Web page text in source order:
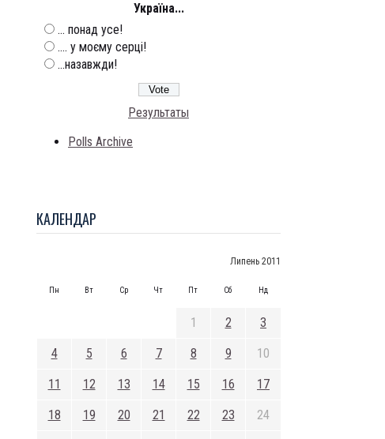
Україна...
... понад усе!
.... у моєму серці!
...назавжди!
Результаты
Polls Archive
КАЛЕНДАР
Липень 2011
Пн Вт Ср Чт Пт Сб Нд
1 2 3
4 5 6 7 8 9 10
11 12 13 14 15 16 17
18 19 20 21 22 23 24